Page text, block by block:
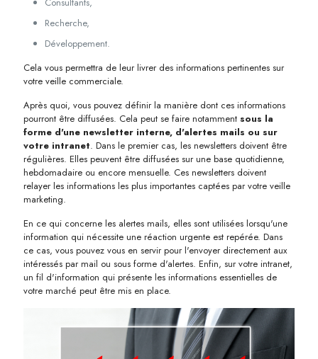
Recherche,
Développement.
Cela vous permettra de leur livrer des informations pertinentes sur
votre veille commerciale.
Après quoi, vous pouvez définir la manière dont ces informations
pourront être diffusées. Cela peut se faire notamment sous la
forme d'une newsletter interne, d'alertes mails ou sur
votre intranet. Dans le premier cas, les newsletters doivent être
régulières. Elles peuvent être diffusées sur une base quotidienne,
hebdomadaire ou encore mensuelle. Ces newsletters doivent
relayer les informations les plus importantes captées par votre veille
marketing.
En ce qui concerne les alertes mails, elles sont utilisées lorsqu'une
information qui nécessite une réaction urgente est repérée. Dans
ce cas, vous pouvez vous en servir pour l'envoyer directement aux
intéressés par mail ou sous forme d'alertes. Enfin, sur votre intranet,
un fil d'information qui présente les informations essentielles de
votre marché peut être mis en place.